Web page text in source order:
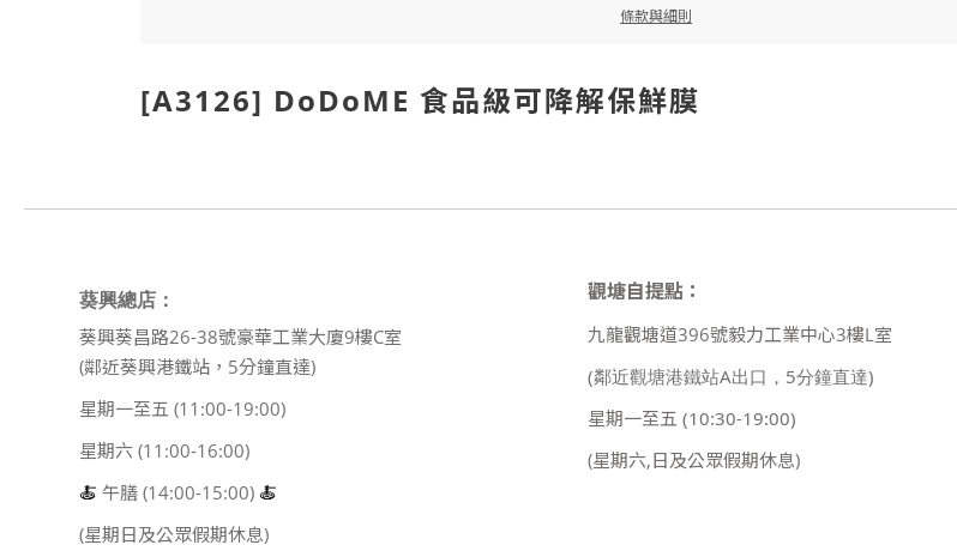
條款與細則
[A3126] DoDoME 食品級可降解保鮮膜
葵興總店：
葵興葵昌路26-38號豪華工業大廈9樓C室
(鄰近葵興港鐵站，5分鐘直達)
星期一至五 (11:00-19:00)
星期六 (11:00-16:00)
🍝 午膳 (14:00-15:00) 🍝
(星期日及公眾假期休息)
觀塘自提點：
九龍觀塘道396號毅力工業中心3樓L室
(鄰近觀塘港鐵站A出口，5分鐘直達)
星期一至五 (10:30-19:00)
(星期六,日及公眾假期休息)